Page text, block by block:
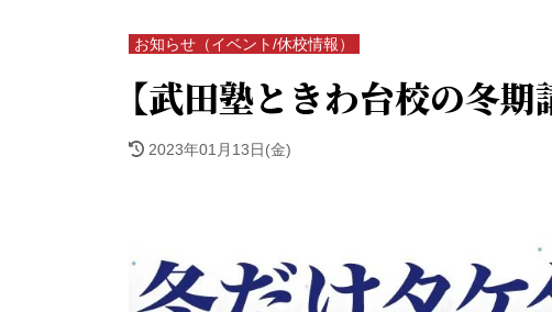
お知らせ（イベント/休校情報）
【武田塾ときわ台校の冬
2023年01月13日(金)